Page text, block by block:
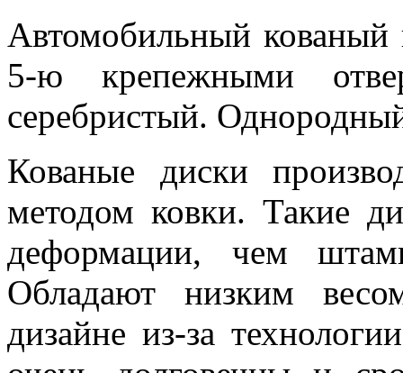
Автомобильный
5-ю крепежными
серебристый.
Кованые диски
методом ковки. Такие
деформации, чем
Обладают низким
дизайне из-за